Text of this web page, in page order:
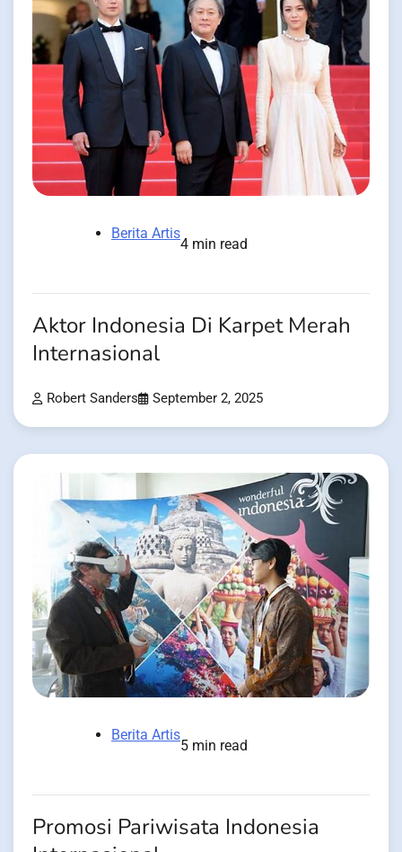
Berita Artis
4 min read
Aktor Indonesia Di Karpet Merah
Internasional
Robert Sanders September 2, 2025
Berita Artis
5 min read
Promosi Pariwisata Indonesia